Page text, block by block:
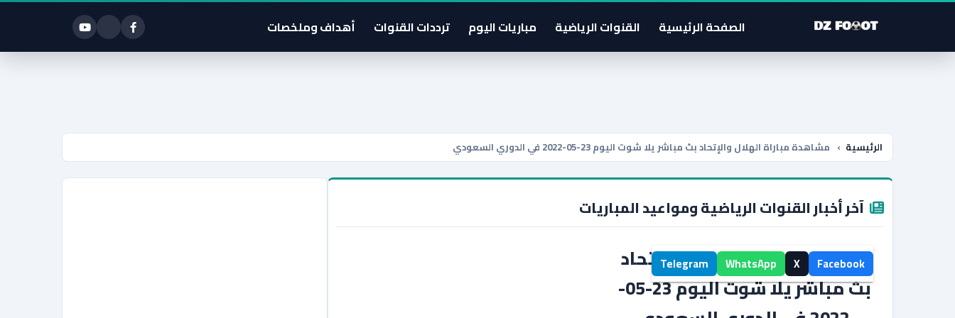
الصفحة الرئيسية القنوات الرياضية مباريات اليوم ترددات القنوات أهداف وملخصات
الرئيسية › مشاهدة مباراة الهلال والإتحاد بث مباشر يلا شوت اليوم 23-05-2022 في الدوري السعودي
آخر أخبار القنوات الرياضية ومواعيد المباريات
مشاهدة مباراة الهلال والإتحاد
بث مباشر يلا شوت اليوم 23-05-
Facebook
X
WhatsApp
Telegram